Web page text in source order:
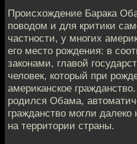
Происхождение Барака
поводом и для критики
частности, у многих
его место рождения: в
законами, главой
человек, который при
американское
родился Обама,
гражданство могли
на территории страны.